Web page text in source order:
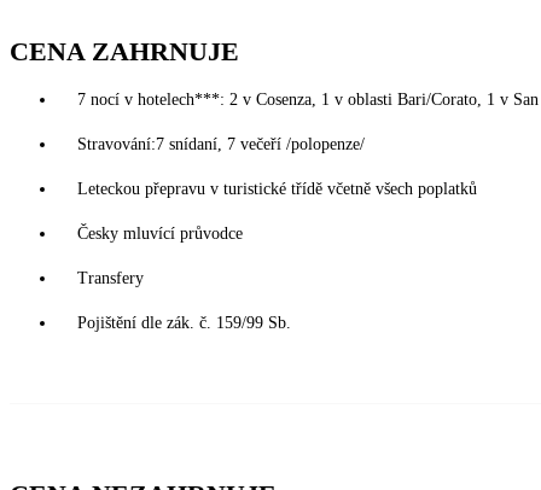
CENA ZAHRNUJE
7 nocí v hotelech***: 2 v Cosenza, 1 v oblasti Bari/Corato, 1 v
Stravování:7 snídaní, 7 večeří /polopenze/
Leteckou přepravu v turistické třídě včetně všech poplatků
Česky mluvící průvodce
Transfery
Pojištění dle zák. č. 159/99 Sb.